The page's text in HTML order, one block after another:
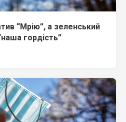
“Мрію”, а зеленський
гордість”